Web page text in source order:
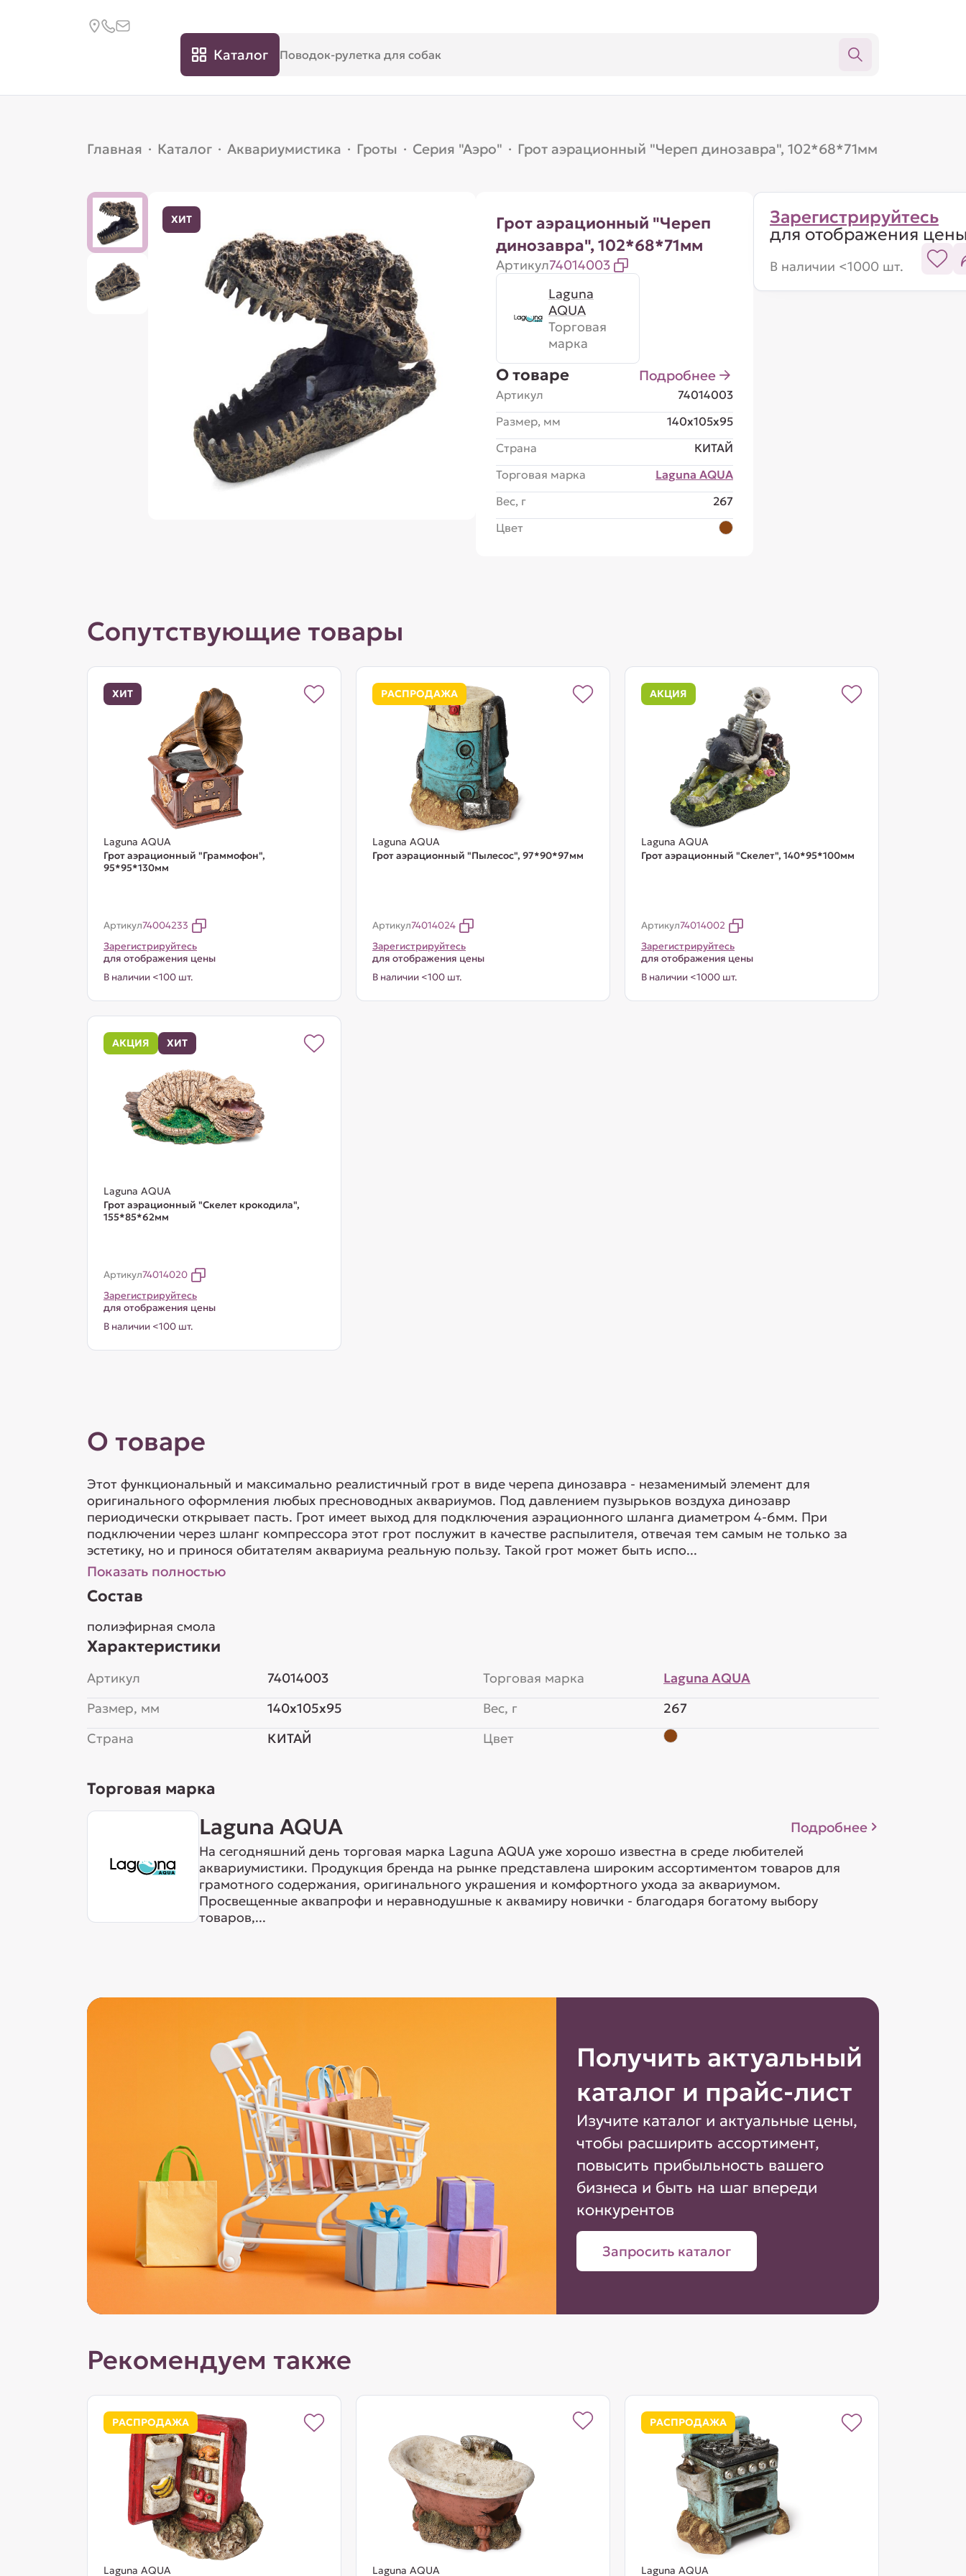
Каталог
Главная · Каталог · Аквариумистика · Гроты · Серия "Аэро" · Грот аэрационный "Череп динозавра", 102*68*71мм
ХИТ
Грот аэрационный "Череп
динозавра", 102*68*71мм
Артикул74014003
Laguna
AQUA
Торговая
марка
О товаре Подробнее
Артикул
74014003
Размер, мм
140x105x95
Страна
КИТАЙ
Торговая марка
Laguna AQUA
Вес, г
267
Цвет
Зарегистрируйтесь
для отображения
В наличии <1000 шт.
Сопутствующие товары
ХИТ
Laguna AQUA
Грот аэрационный "Граммофон",
95*95*130мм
Артикул74004233
Зарегистрируйтесь
для отображения цены
В наличии <100 шт.
РАСПРОДАЖА
Laguna AQUA
Грот аэрационный "Пылесос", 97*90*97мм
Артикул74014024
Зарегистрируйтесь
для отображения цены
В наличии <100 шт.
АКЦИЯ
Laguna AQUA
Грот аэрационный "Скелет", 140*95*100мм
Артикул74014002
Зарегистрируйтесь
для отображения цены
В наличии <1000 шт.
АКЦИЯ ХИТ
Laguna AQUA
Грот аэрационный "Скелет крокодила",
155*85*62мм
Артикул74014020
Зарегистрируйтесь
для отображения цены
В наличии <100 шт.
О товаре
Этот функциональный и максимально реалистичный грот в виде черепа динозавра - незаменимый элемент для
оригинального оформления любых пресноводных аквариумов. Под давлением пузырьков воздуха динозавр
периодически открывает пасть. Грот имеет выход для подключения аэрационного шланга диаметром 4-6мм. При
подключении через шланг компрессора этот грот послужит в качестве распылителя, отвечая тем самым не только за
эстетику, но и принося обитателям аквариума реальную пользу. Такой грот может быть испо...
Показать полностью
Состав
полиэфирная смола
Характеристики
Артикул
74014003
Размер, мм
140x105x95
Страна
КИТАЙ
Торговая марка
Laguna AQUA
Вес, г
267
Цвет
Торговая марка
Laguna AQUA Подробнее
На сегодняшний день торговая марка Laguna AQUA уже хорошо известна в среде любителей
аквариумистики. Продукция бренда на рынке представлена широким ассортиментом товаров для
грамотного содержания, оригинального украшения и комфортного ухода за аквариумом.
Просвещенные аквапрофи и неравнодушные к аквамиру новички - благодаря богатому выбору
товаров,...
Получить актуальный
каталог и прайс-лист
Изучите каталог и актуальные цены,
чтобы расширить ассортимент,
повысить прибыльность вашего
бизнеса и быть на шаг впереди
конкурентов
Запросить каталог
Рекомендуем также
РАСПРОДАЖА
Laguna AQUA Laguna AQUA
РАСПРОДАЖА
Laguna AQUA